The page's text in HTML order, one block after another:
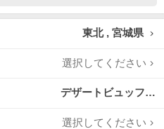
東北 , 宮城県
選択してください
デザートビュッフェ対応可,
選択してください